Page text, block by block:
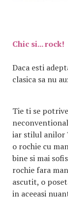
Chic si... rock!
Daca esti
clasica sa nu
Tie ti se
iar stilul anilor
o rochie cu
bine si mai
rochie fara
ascutit, o
in aceeasi